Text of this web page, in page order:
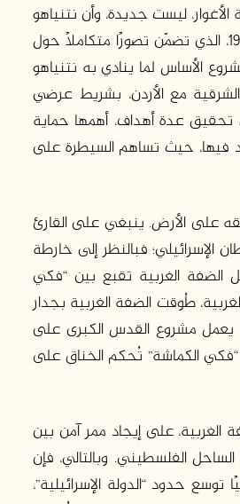
ليست جديدة، وأن نتنياهو
ليس أول من نادى بذلك. تاريخيًا، يُعتبر مشروع الوزير الإسرائيلي يغال ألون عام 1967، الذي تضمّن تصورًا متكاملًا حول
الأساس لما ينادي به نتنياهو
مع الأردن، بشريط عرضي
2013). سعى هذا المخطط إلى تحقيق عدة أهداف، أهمها حماية
فيها، حيث تساهم السيطرة على
على الأرض. ينبغي على القارئ
الإسرائيلي؛ فبالنظر إلى خارطة
الضفة الغربية تقبع بين “فكي
طُوقت الضفة الغربية بجدار
يعمل مشروع القدس الكبرى على
الكماشة” تُحكم الخناق على
على إيجاد ممر آمن بين
الفلسطيني. وبالتالي، فإن
حدود “الدولة الإسرائيلية”،